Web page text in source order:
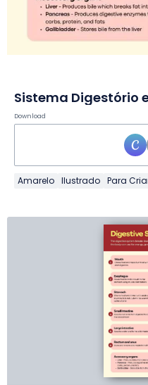
Sistema Digestório
Download
Amarelo Ilustrado Para